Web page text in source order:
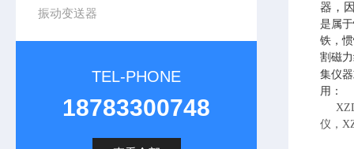
振动变送器
TEL-PHONE
18783300748
器，
是属
铁，
割磁
集仪
用：
仪，